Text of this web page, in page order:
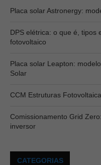
Placa solar Astronergy:
DPS elétrica: o que é, tipos
fotovoltaico
Placa solar Leapton:
Solar
CCM Estruturas
Comissionamento Grid
inversor
CATEGORIAS